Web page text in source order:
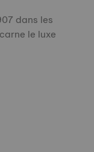
dans les
le luxe